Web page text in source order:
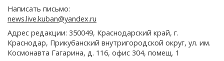
Написать письмо:
news.live.kuban@yandex.ru
Адрес редакции: 350049, Краснодарский край, г.
Краснодар, Прикубанский внутригородской округ, ул. им.
Космонавта Гагарина, д. 116, офис 304, помещ. 1